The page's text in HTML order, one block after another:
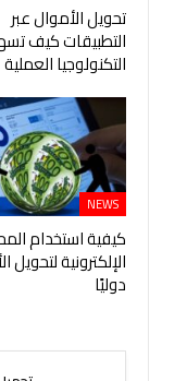
تحويل الأموال عبر
التطبيقات كيف
التكنولوجيا العملية
NEWS
كيفية استخدام
الإلكترونية لتحويل
دوليًا